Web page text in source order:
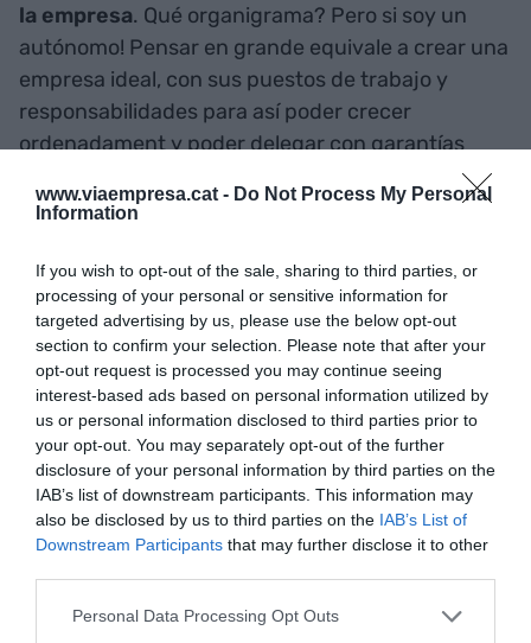
www.viaempresa.cat - Do Not Process My Personal
Information
If you wish to opt-out of the sale, sharing to third parties, or
processing of your personal or sensitive information for
targeted advertising by us, please use the below opt-out
section to confirm your selection. Please note that after your
opt-out request is processed you may continue seeing
interest-based ads based on personal information utilized by
us or personal information disclosed to third parties prior to
your opt-out. You may separately opt-out of the further
disclosure of your personal information by third parties on the
IAB’s list of downstream participants. This information may
also be disclosed by us to third parties on the IAB’s List of
Downstream Participants that may further disclose it to other
Personal Data Processing Opt Outs
la empresa. Qué organigrama? Pero si soy un
autónomo! Pensar en grande equivale a crear una
empresa ideal, con sus puestos de trabajo y
responsabilidades para así poder crecer
ordenadament y poder delegar con garantías
que ser trabajar en la empresa y no a la empresa,
por el que definir claramente nuestro futuro
crecimiento tiene que estar dentro de las
prioridades de gestión.
AñadirVIA Empresacomo fuente preferida
de Google de forma gratuita
Mantente informado con las últimas noticias de
actualidad
ACTIVAR AHORA